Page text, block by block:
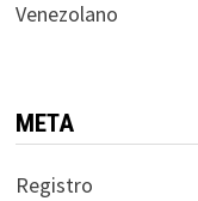
Venezolano
META
Registro